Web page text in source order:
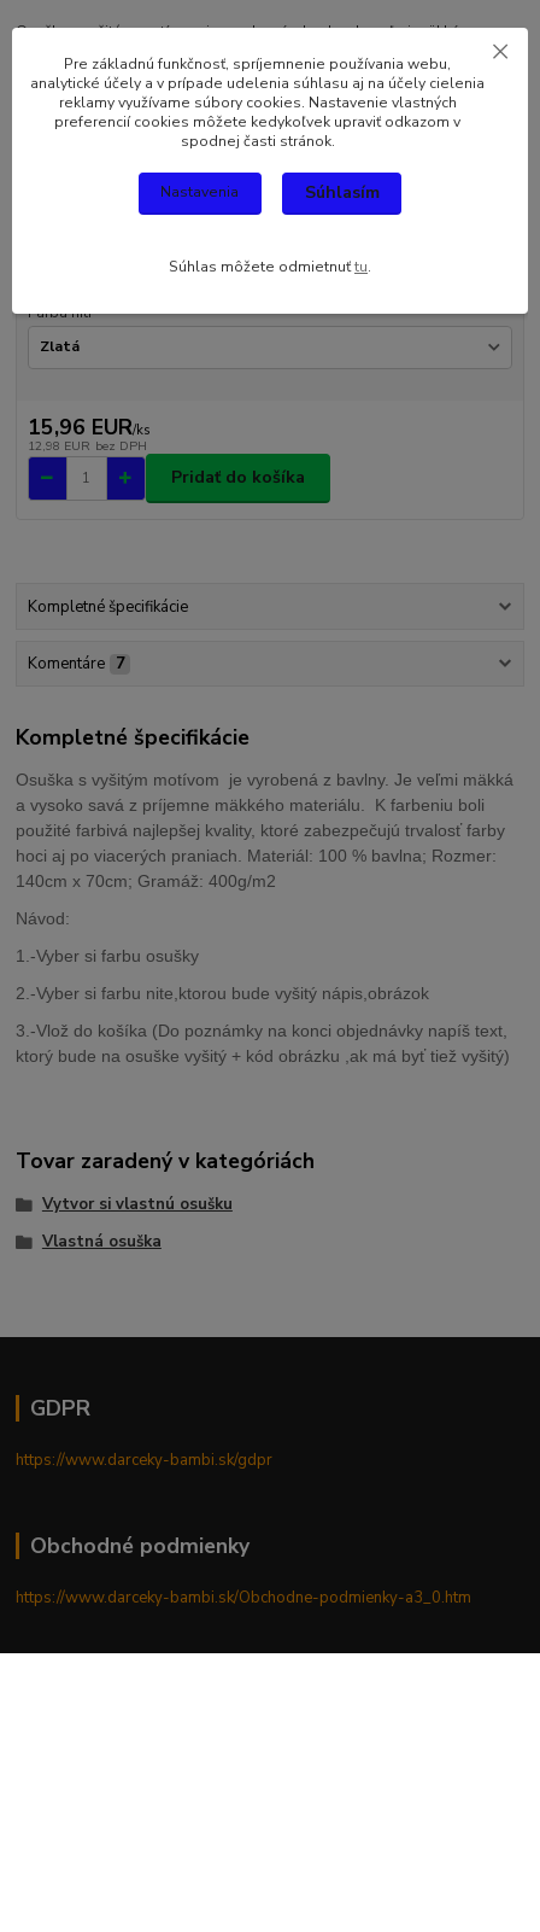
Osuška s vyšitým motívom je vyrobená z bavlny. Je veľmi mäkká a
vysoko savá z príjemne mäkkého materiálu. K farbeniu boli použité
farbivá najlepšej kvality, ktoré zabezpečujú trvalosť farby hoci aj po
viacerých praniach. Materiál: 100 % bavlna; Rozmer: 140cm x 70cm;
Gramáž: 400g/m2 Návod: 1.-Vyber...celý popis
Skladom
Farba nití
15,96 EUR/ks
12,98 EUR bez DPH
Pridať do košíka
Kompletné špecifikácie
Komentáre 7
Kompletné špecifikácie
Osuška s vyšitým motívom je vyrobená z bavlny. Je veľmi mäkká
a vysoko savá z príjemne mäkkého materiálu. K farbeniu boli
použité farbivá najlepšej kvality, ktoré zabezpečujú trvalosť farby
hoci aj po viacerých praniach. Materiál: 100 % bavlna; Rozmer:
140cm x 70cm; Gramáž: 400g/m2
Návod:
1.-Vyber si farbu osušky
2.-Vyber si farbu nite,ktorou bude vyšitý nápis,obrázok
3.-Vlož do košíka (Do poznámky na konci objednávky napíš text,
ktorý bude na osuške vyšitý + kód obrázku ,ak má byť tiež vyšitý)
Tovar zaradený v kategóriách
Vytvor si vlastnú osušku
Vlastná osuška
GDPR
https://www.darceky-bambi.sk/gdpr
Obchodné podmienky
https://www.darceky-bambi.sk/Obchodne-podmienky-a3_0.htm
Pre základnú funkčnosť, spríjemnenie používania webu,
analytické účely a v prípade udelenia súhlasu aj na účely cielenia
reklamy využívame súbory cookies. Nastavenie vlastných
preferencií cookies môžete kedykoľvek upraviť odkazom v
spodnej časti stránok.
Nastavenia Súhlasím
Súhlas môžete odmietnuťtu.